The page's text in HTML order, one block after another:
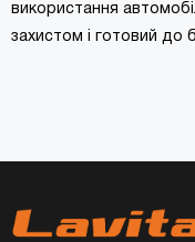
використання
захистом і готовий до